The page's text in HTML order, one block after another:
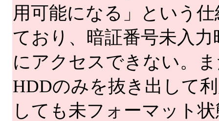
用可能になる」という
ており、暗証番号未入
にアクセスできない。
HDDのみを抜き出して
しても未フォーマット